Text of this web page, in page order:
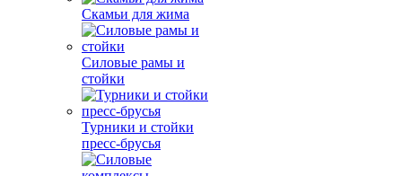
Скамьи для жима
Силовые рамы и
стойки
Турники и стойки
пресс-брусья